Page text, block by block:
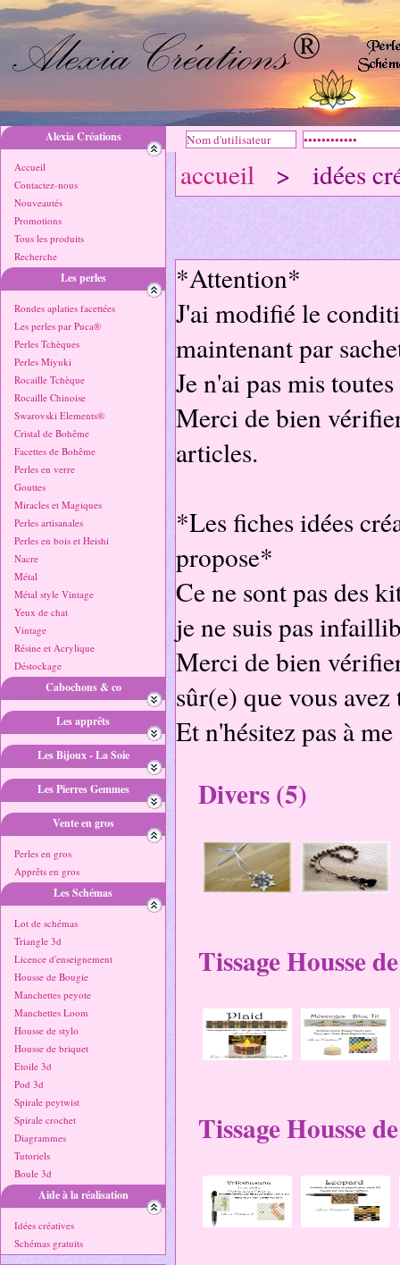
Alexia Créations
Accueil
Contactez-nous
Nouveautés
Promotions
Tous les produits
Recherche
Les perles
Rondes aplaties facettées
Les perles par Puca®
Perles Tchèques
Perles Miyuki
Rocaille Tchèque
Rocaille Chinoise
Swarovski Elements®
Cristal de Bohême
Facettes de Bohême
Perles en verre
Gouttes
Miracles et Magiques
Perles artisanales
Perles en bois et Heishi
Nacre
Métal
Métal style Vintage
Yeux de chat
Vintage
Résine et Acrylique
Déstockage
Cabochons & co
Les apprêts
Les Bijoux - La Soie
Les Pierres Gemmes
Vente en gros
Perles en gros
Apprêts en gros
Les Schémas
Lot de schémas
Triangle 3d
Licence d'enseignement
Housse de Bougie
Manchettes peyote
Manchettes Loom
Housse de stylo
Housse de briquet
Etoile 3d
Pod 3d
Spirale peytwist
Spirale crochet
Diagrammes
Tutoriels
Boule 3d
Aide à la réalisation
Idées créatives
Schémas gratuits
accueil > idées
*Attention*
J'ai modifié le
maintenant par
Je n'ai pas mis
Merci de bien
articles.
*Les fiches idées
propose*
Ce ne sont pas des
je ne suis pas
Merci de bien
sûr(e) que vous
Et n'hésitez pas à
Divers (5)
Tissage Housse
Tissage Housse